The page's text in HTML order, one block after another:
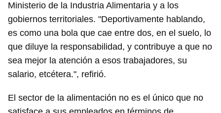
Ministerio de la Industria Alimentaria y a los
gobiernos territoriales. "Deportivamente hablando,
es como una bola que cae entre dos, en el suelo, lo
que diluye la responsabilidad, y contribuye a que no
sea mejor la atención a esos trabajadores, su
salario, etcétera.", refirió.
El sector de la alimentación no es el único que no